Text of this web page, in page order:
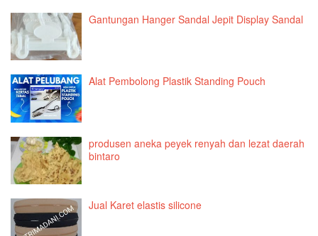
Gantungan Hanger Sandal Jepit Display Sandal
Alat Pembolong Plastik Standing Pouch
produsen aneka peyek renyah dan lezat daerah
bintaro
Jual Karet elastis silicone